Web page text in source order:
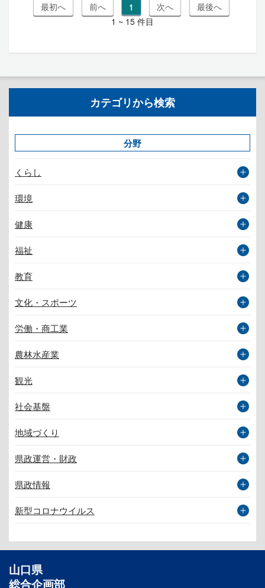
1
1 ~ 15 件目
カテゴリから検索
分野
くらし
環境
健康
福祉
教育
文化・スポーツ
労働・商工業
農林水産業
観光
社会基盤
地域づくり
県政運営・財政
県政情報
新型コロナウイルス
山口県
総合企画部